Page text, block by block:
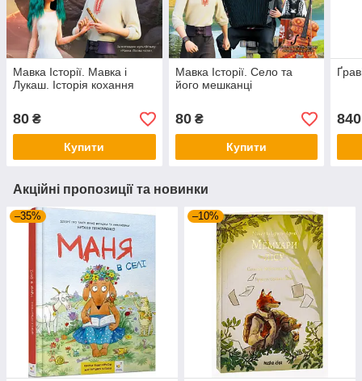
Мавка Історії. Мавка і
Лукаш. Історія кохання
80 ₴
Купити
Мавка Історії. Село та
його мешканці
80₴
Купити
840
Акційні пропозиції та новинки
–35% –10%